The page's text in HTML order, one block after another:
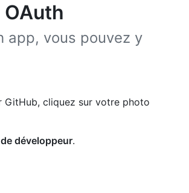
app, vous pouvez y
GitHub, cliquez sur votre photo
développeur.